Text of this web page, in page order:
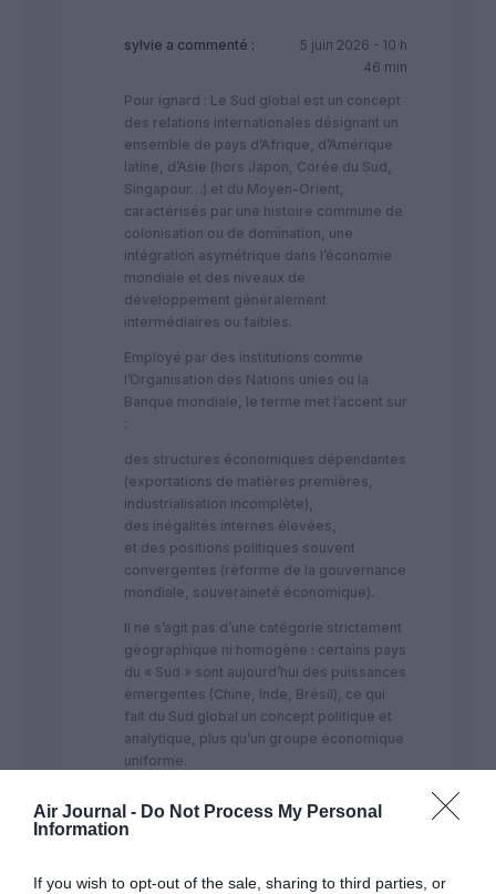
Air Journal - Do Not Process My Personal
Information
If you wish to opt-out of the sale, sharing to third parties, or
sylvie a commenté :
5 juin 2026 - 10 h
46 min
Pour ignard : Le Sud global est un concept
des relations internationales désignant un
ensemble de pays d’Afrique, d’Amérique
latine, d’Asie (hors Japon, Corée du Sud,
Singapour…) et du Moyen-Orient,
caractérisés par une histoire commune de
colonisation ou de domination, une
intégration asymétrique dans l’économie
mondiale et des niveaux de
développement généralement
intermédiaires ou faibles.
Employé par des institutions comme
l’Organisation des Nations unies ou la
Banque mondiale, le terme met l’accent sur
:
des structures économiques dépendantes
(exportations de matières premières,
industrialisation incomplète),
des inégalités internes élevées,
et des positions politiques souvent
convergentes (réforme de la gouvernance
mondiale, souveraineté économique).
Il ne s’agit pas d’une catégorie strictement
géographique ni homogène : certains pays
du « Sud » sont aujourd’hui des puissances
émergentes (Chine, Inde, Brésil), ce qui
fait du Sud global un concept politique et
analytique, plus qu’un groupe économique
uniforme.
Greg6a commenté
5 juin 2026 -